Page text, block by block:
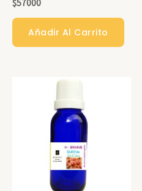
$57000
Añadir Al Carrito